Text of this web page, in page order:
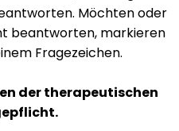
Möchten oder
beantworten, markieren
Fragezeichen.
der therapeutischen